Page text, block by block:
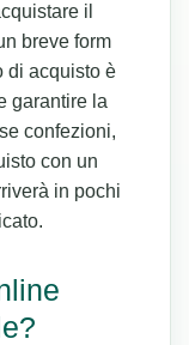
il
breve form
di acquisto è
garantire la
confezioni,
con un
in pochi